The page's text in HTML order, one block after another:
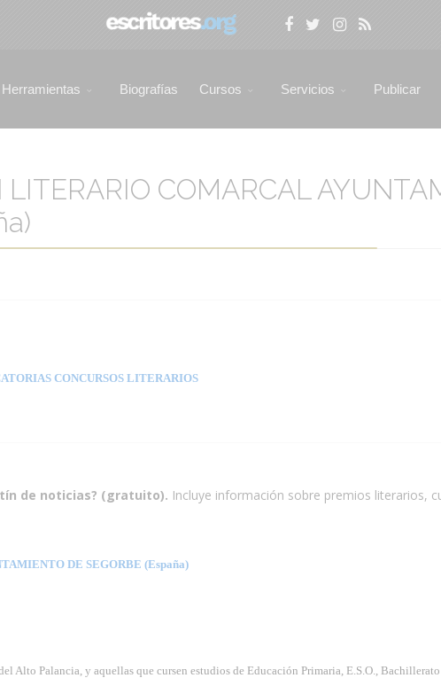
Herramientas Biografías Cursos Servicios Publicar
COMARCAL
CONCURSOS LITERARIOS
de noticias? (gratuito). Incluye información sobre premios literarios,
DE SEGORBE (España)
Alto Palancia, y aquellas que cursen estudios de Educación Primaria, E.S.O.,